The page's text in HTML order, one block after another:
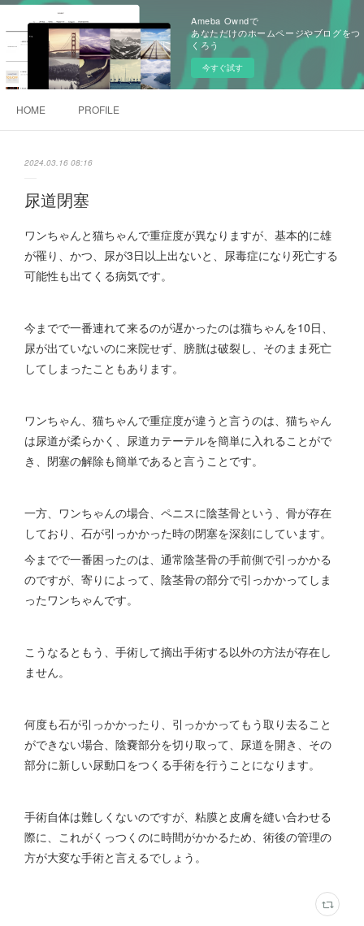
Ameba Owndで
あなただけのホームページやブログをつ
くろう
今すぐ試す
HOME PROFILE
2024.03.16 08:16
尿道閉塞
ワンちゃんと猫ちゃんで重症度が異なりますが、基本的に雄
が罹り、かつ、尿が3日以上出ないと、尿毒症になり死亡する
可能性も出てくる病気です。
今までで一番連れて来るのが遅かったのは猫ちゃんを10日、
尿が出ていないのに来院せず、膀胱は破裂し、そのまま死亡
してしまったこともあります。
ワンちゃん、猫ちゃんで重症度が違うと言うのは、猫ちゃん
は尿道が柔らかく、尿道カテーテルを簡単に入れることがで
き、閉塞の解除も簡単であると言うことです。
一方、ワンちゃんの場合、ペニスに陰茎骨という、骨が存在
しており、石が引っかかった時の閉塞を深刻にしています。
今までで一番困ったのは、通常陰茎骨の手前側で引っかかる
のですが、寄りによって、陰茎骨の部分で引っかかってしま
ったワンちゃんです。
こうなるともう、手術して摘出手術する以外の方法が存在し
ません。
何度も石が引っかかったり、引っかかってもう取り去ること
ができない場合、陰嚢部分を切り取って、尿道を開き、その
部分に新しい尿動口をつくる手術を行うことになります。
手術自体は難しくないのですが、粘膜と皮膚を縫い合わせる
際に、これがくっつくのに時間がかかるため、術後の管理の
方が大変な手術と言えるでしょう。